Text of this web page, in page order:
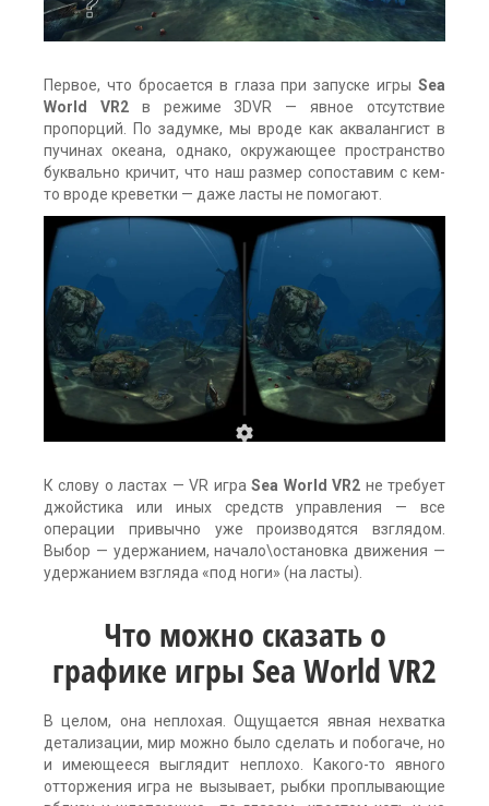
Первое, что бросается в глаза при запуске игры Sea
World VR2в режиме 3DVR — явное отсутствие
пропорций. По задумке, мы вроде как аквалангист в
пучинах океана, однако, окружающее пространство
буквально кричит, что наш размер сопоставим с кем-
то вроде креветки — даже ласты не помогают.
К слову о ластах — VR играSea World VR2 не требует
джойстика или иных средств управления — все
операции привычно уже производятся взглядом.
Выбор — удержанием, начало\остановка движения —
удержанием взгляда «под ноги» (на ласты).
Что можно сказать о
графике игры Sea World VR2
В целом, она неплохая. Ощущается явная нехватка
детализации, мир можно было сделать и побогаче, но
и имеющееся выглядит неплохо. Какого-то явного
отторжения игра не вызывает, рыбки проплывающие